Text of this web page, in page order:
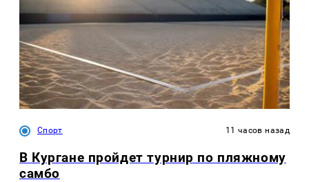
Спорт 11 часов назад
В Кургане пройдет турнир по пляжному
самбо